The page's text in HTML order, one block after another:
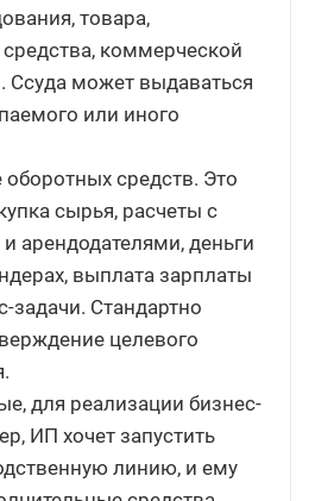
товара,
коммерческой
Ссуда может выдаваться
или иного
средств. Это
сырья, расчеты с
арендодателями, деньги
выплата зарплаты
задачи. Стандартно
целевого
для реализации бизнес-
ИП хочет запустить
линию, и ему